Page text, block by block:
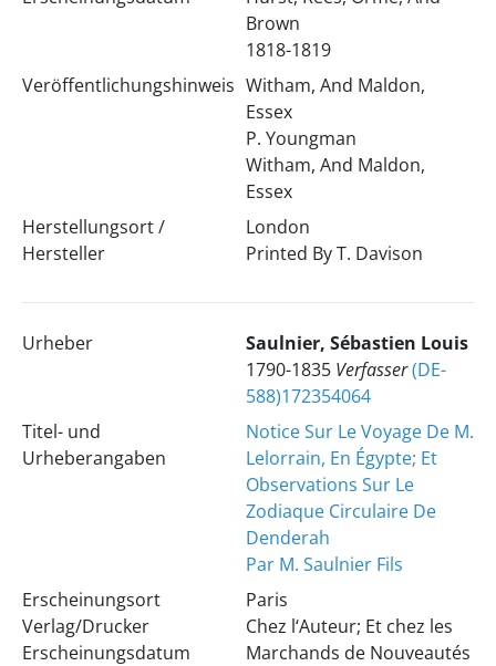
Brown
1818-1819
Veröffentlichungshinweis Witham, And Maldon,
Essex
P. Youngman
Witham, And Maldon,
Essex
Herstellungsort /
Hersteller
London
Printed By T. Davison
Urheber
Saulnier, Sébastien Louis
1790-1835 Verfasser(DE-
588)172354064
Titel- und
Urheberangaben
Notice Sur Le Voyage De M.
Lelorrain, En Égypte; Et
Observations Sur Le
Zodiaque Circulaire De
Denderah
Par M. Saulnier Fils
Erscheinungsort
Verlag/Drucker
Erscheinungsdatum
Paris
Chez l‘Auteur; Et chez les
Marchands de Nouveautés